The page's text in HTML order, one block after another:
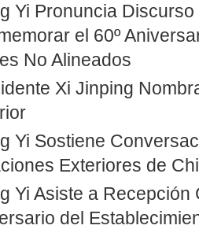
Yi Pronuncia
el 60º
No Alineados
Xi Jinping
Yi Sostiene
Exteriores de
Yi Asiste a Recepción
del